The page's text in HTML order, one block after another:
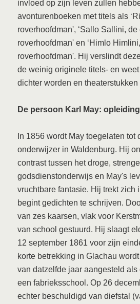
invloed op zijn leven zullen
avonturenboeken met titels als
roverhoofdman', ‘Sallo Sallini, de
roverhoofdman' en ‘Himlo
roverhoofdman'. Hij verslindt
de weinig originele titels- en
dichter worden en theaterstukken
De persoon Karl May:
In 1856 wordt May toegelaten tot
onderwijzer in Waldenburg. Hij
contrast tussen het droge, strenge
godsdienstonderwijs en May's
vruchtbare fantasie. Hij trekt zich
begint gedichten te schrijven.
van zes kaarsen, vlak voor
van school gestuurd. Hij slaagt
12 september 1861 voor zijn
korte betrekking in Glachau
van datzelfde jaar aangesteld
een fabrieksschool. Op 26
echter beschuldigd van diefstal